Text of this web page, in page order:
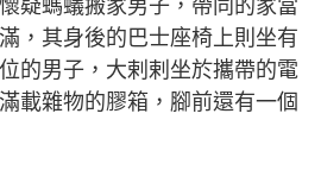
疑螞蟻搬家男子，帶同的家當
，其身後的巴士座椅上則坐有
的男子，大剌剌坐於攜帶的電
載雜物的膠箱，腳前還有一個